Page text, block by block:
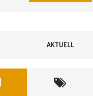
AKTUELL